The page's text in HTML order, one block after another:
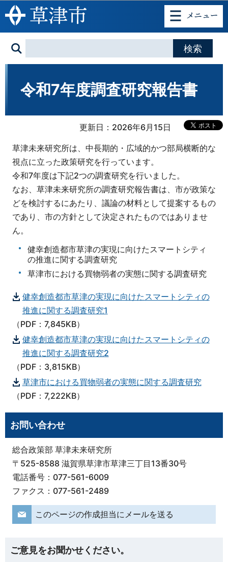
このページの本文へ移動
令和7年度調査研究報告書
更新日：2026年6月15日
草津未来研究所は、中長期的・広域的かつ部局横断的な
視点に立った政策研究を行っています。
令和7年度は下記2つの調査研究を行いました。
なお、草津未来研究所の調査研究報告書は、市が政策な
どを検討するにあたり、議論の材料として提案するもの
であり、市の方針として決定されたものではありませ
ん。
健幸創造都市草津の実現に向けたスマートシティ
の推進に関する調査研究
草津市における買物弱者の実態に関する調査研究
健幸創造都市草津の実現に向けたスマートシティの
推進に関する調査研究1
（PDF：7,845KB）
健幸創造都市草津の実現に向けたスマートシティの
推進に関する調査研究2
（PDF：3,815KB）
草津市における買物弱者の実態に関する調査研究
（PDF：7,222KB）
お問い合わせ
総合政策部 草津未来研究所
〒525-8588 滋賀県草津市草津三丁目13番30号
電話番号：077-561-6009
ファクス：077-561-2489
このページの作成担当にメールを送る
ご意見をお聞かせください。